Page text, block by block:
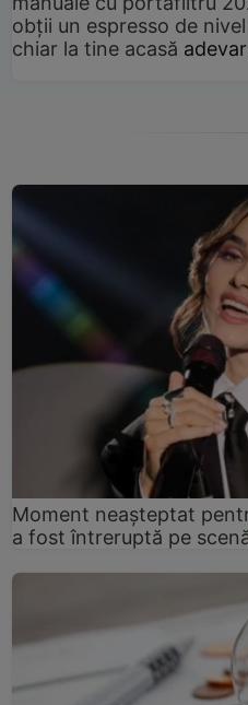
obții un espresso de
chiar la tine acasă
Moment neașteptat
a fost întreruptă pe